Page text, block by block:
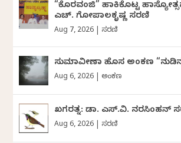
“ಕೊರವಂಜಿ” ಹಾಕಿಕೊಟ್ಟ
ಎಚ್. ಗೋಪಾಲಕೃಷ್ಣ ಸರಣಿ
Aug 7, 2026 ಸರಣಿ
ಸುಮಾವೀಣಾ ಹೊಸ ಅಂಕಣ
Aug 6, 2026 ಅಂಕಣ
ಖಗರತ್ನ: ಡಾ. ಎಸ್.ವಿ. ನರಸಿಂಹನ್‌‌
Aug 6, 2026 ಸರಣಿ